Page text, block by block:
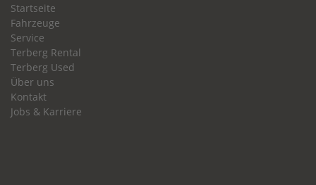
Startseite
Fahrzeuge
Service
Terberg Rental
Terberg Used
Über uns
Kontakt
Jobs & Karriere